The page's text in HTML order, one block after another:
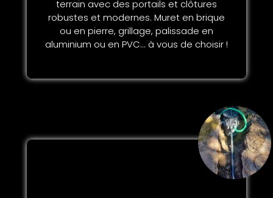
terrain avec des portails et clôtures
robustes et modernes. Muret en brique
ou en pierre, grillage, palissade en
aluminium ou en PVC... à vous de choisir !